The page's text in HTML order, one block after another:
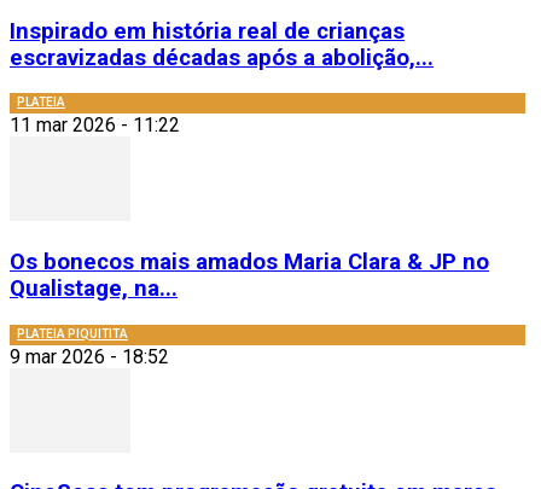
Inspirado em história real de crianças
escravizadas décadas após a abolição,...
PLATEIA
11 mar 2026 - 11:22
Os bonecos mais amados Maria Clara & JP no
Qualistage, na...
PLATEIA PIQUITITA
9 mar 2026 - 18:52